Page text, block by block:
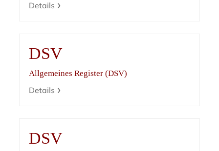
Details
DSV
Allgemeines Register (DSV)
Details
DSV